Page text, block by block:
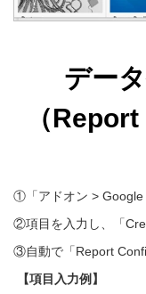
デー
（
①「アドオン > Google
②項目を入力し、「
③自動で「Report
【項目入力例】